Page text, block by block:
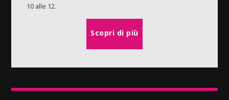
10 alle 12.
Scopri di più